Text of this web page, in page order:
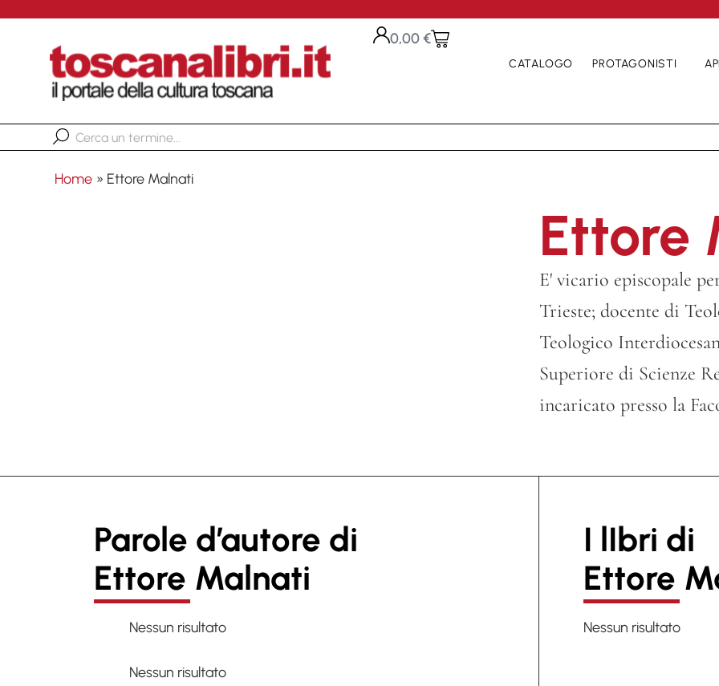
0,00€
CATALOGO PROTAGONISTI
Home » Ettore Malnati
Ettore
E' vicario episcopale
Trieste; docente di
Teologico
Superiore di Scienze
incaricato presso la
Parole d’autore di
Ettore Malnati
Nessun risultato
Nessun risultato
I lIbri di
Ettore
Nessun risultato